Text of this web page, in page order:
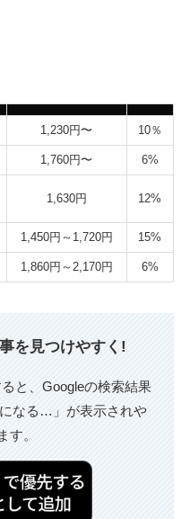
1,230円〜 10％
1,760円〜 6%
1,630円 12%
1,450円～1,720円 15%
1,860円～2,170円 6%
を見つけやすく!
と、Googleの検索結果
なる…」が表示されや
す。